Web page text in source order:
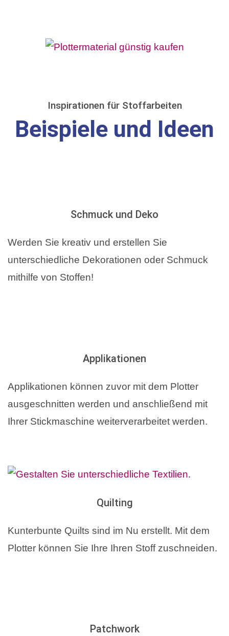
Inspirationen für Stoffarbeiten
Beispiele und Ideen
Schmuck und Deko
Werden Sie kreativ und erstellen Sie
unterschiedliche Dekorationen oder Schmuck
mithilfe von Stoffen!
Applikationen
Applikationen können zuvor mit dem Plotter
ausgeschnitten werden und anschließend mit
Ihrer Stickmaschine weiterverarbeitet werden.
Quilting
Kunterbunte Quilts sind im Nu erstellt. Mit dem
Plotter können Sie Ihre Ihren Stoff zuschneiden.
Patchwork